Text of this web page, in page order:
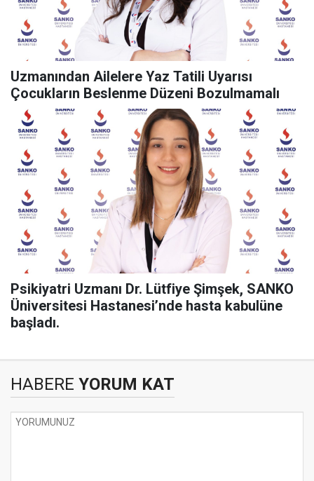
Uzmanından Ailelere Yaz Tatili Uyarısı
Çocukların Beslenme Düzeni Bozulmamalı
Psikiyatri Uzmanı Dr. Lütfiye Şimşek, SANKO
Üniversitesi Hastanesi’nde hasta kabulüne
başladı.
HABERE YORUM KAT